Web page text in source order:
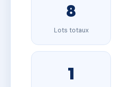
8
Lots totaux
1